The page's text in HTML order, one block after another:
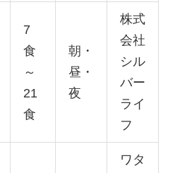
7
食
～
21
食
朝・
昼・
夜
株式
会社
シル
バー
ライ
フ
ワタ